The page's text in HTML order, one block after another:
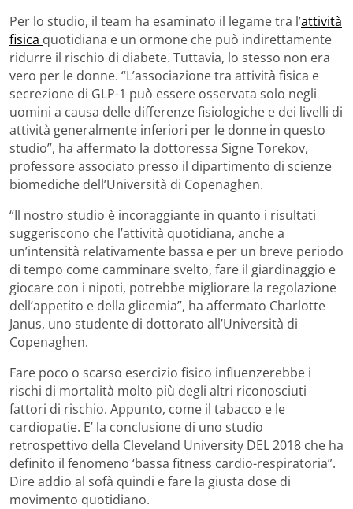
Per lo studio, il team ha esaminato il legame tra l’attività
fisica quotidiana e un ormone che può indirettamente
ridurre il rischio di diabete. Tuttavia, lo stesso non era
vero per le donne. “L’associazione tra attività fisica e
secrezione di GLP-1 può essere osservata solo negli
uomini a causa delle differenze fisiologiche e dei livelli di
attività generalmente inferiori per le donne in questo
studio”, ha affermato la dottoressa Signe Torekov,
professore associato presso il dipartimento di scienze
biomediche dell’Università di Copenaghen.
“Il nostro studio è incoraggiante in quanto i risultati
suggeriscono che l’attività quotidiana, anche a
un’intensità relativamente bassa e per un breve periodo
di tempo come camminare svelto, fare il giardinaggio e
giocare con i nipoti, potrebbe migliorare la regolazione
dell’appetito e della glicemia”, ha affermato Charlotte
Janus, uno studente di dottorato all’Università di
Copenaghen.
Fare poco o scarso esercizio fisico influenzerebbe i
rischi di mortalità molto più degli altri riconosciuti
fattori di rischio. Appunto, come il tabacco e le
cardiopatie. E’ la conclusione di uno studio
retrospettivo della Cleveland University DEL 2018 che ha
definito il fenomeno ‘bassa fitness cardio-respiratoria”.
Dire addio al sofà quindi e fare la giusta dose di
movimento quotidiano.